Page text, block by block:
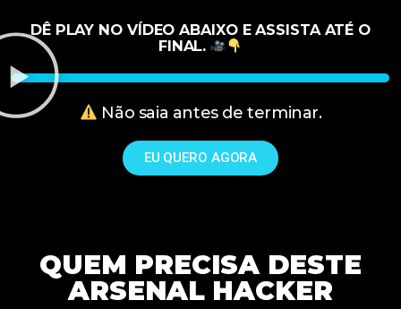
DÊ PLAY NO VÍDEO ABAIXO E ASSISTA ATÉ O
FINAL.
Não saia antes de terminar.
EU QUERO AGORA
QUEM PRECISA DESTE
ARSENAL HACKER